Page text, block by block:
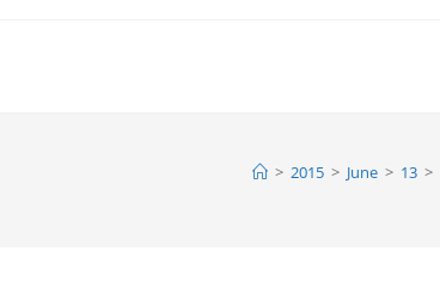
> 2015 > June > 13 >